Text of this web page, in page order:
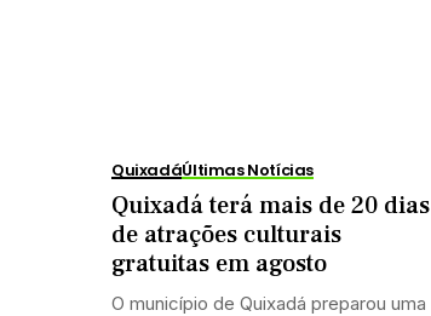
QuixadáÚltimas Notícias
Quixadá terá mais de 20 dias
de atrações culturais
gratuitas em agosto
O município de Quixadá preparou uma